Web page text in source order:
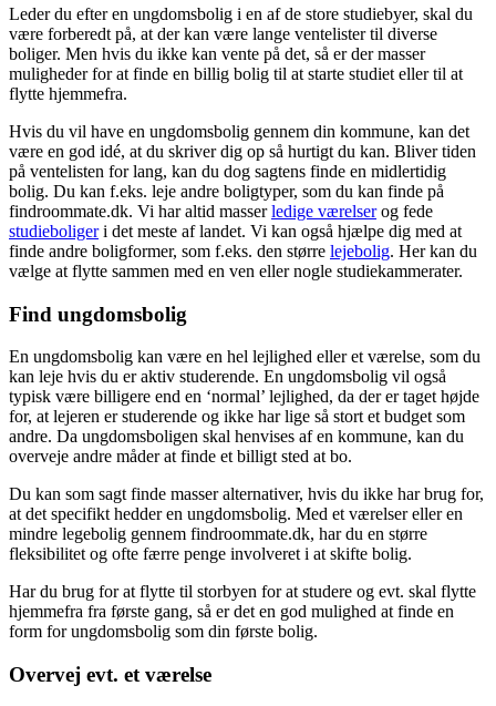
Leder du efter en ungdomsbolig i en af de store studiebyer, skal du
være forberedt på, at der kan være lange ventelister til diverse
boliger. Men hvis du ikke kan vente på det, så er der masser
muligheder for at finde en billig bolig til at starte studiet eller til at
flytte hjemmefra.
Hvis du vil have en ungdomsbolig gennem din kommune, kan det
være en god idé, at du skriver dig op så hurtigt du kan. Bliver tiden
på ventelisten for lang, kan du dog sagtens finde en midlertidig
bolig. Du kan f.eks. leje andre boligtyper, som du kan finde på
findroommate.dk. Vi har altid masserledige værelserog fede
studieboligeri det meste af landet. Vi kan også hjælpe dig med at
finde andre boligformer, som f.eks. den større lejebolig. Her kan du
vælge at flytte sammen med en ven eller nogle studiekammerater.
Find ungdomsbolig
En ungdomsbolig kan være en hel lejlighed eller et værelse, som du
kan leje hvis du er aktiv studerende. En ungdomsbolig vil også
typisk være billigere end en ‘normal’ lejlighed, da der er taget højde
for, at lejeren er studerende og ikke har lige så stort et budget som
andre. Da ungdomsboligen skal henvises af en kommune, kan du
overveje andre måder at finde et billigt sted at bo.
Du kan som sagt finde masser alternativer, hvis du ikke har brug for,
at det specifikt hedder en ungdomsbolig. Med et værelser eller en
mindre legebolig gennem findroommate.dk, har du en større
fleksibilitet og ofte færre penge involveret i at skifte bolig.
Har du brug for at flytte til storbyen for at studere og evt. skal flytte
hjemmefra fra første gang, så er det en god mulighed at finde en
form for ungdomsbolig som din første bolig.
Overvej evt. et værelse